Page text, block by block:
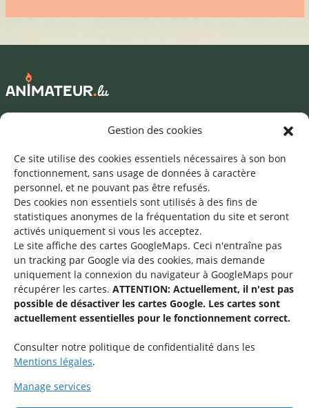
Gestion des cookies
Ce site utilise des cookies essentiels nécessaires à son bon
fonctionnement, sans usage de données à caractère
personnel, et ne pouvant pas être refusés.
Des cookies non essentiels sont utilisés à des fins de
statistiques anonymes de la fréquentation du site et seront
activés uniquement si vous les acceptez.
Le site affiche des cartes GoogleMaps. Ceci n'entraîne pas
un tracking par Google via des cookies, mais demande
uniquement la connexion du navigateur à GoogleMaps pour
récupérer les cartes. ATTENTION: Actuellement, il n'est pas
possible de désactiver les cartes Google. Les cartes sont
actuellement essentielles pour le fonctionnement correct.
Consulter notre politique de confidentialité dans les
Mentions légales.
Manage services
Mentions légales
Une offre du
Service national de la jeunesse
48-50 rue Charles Martel